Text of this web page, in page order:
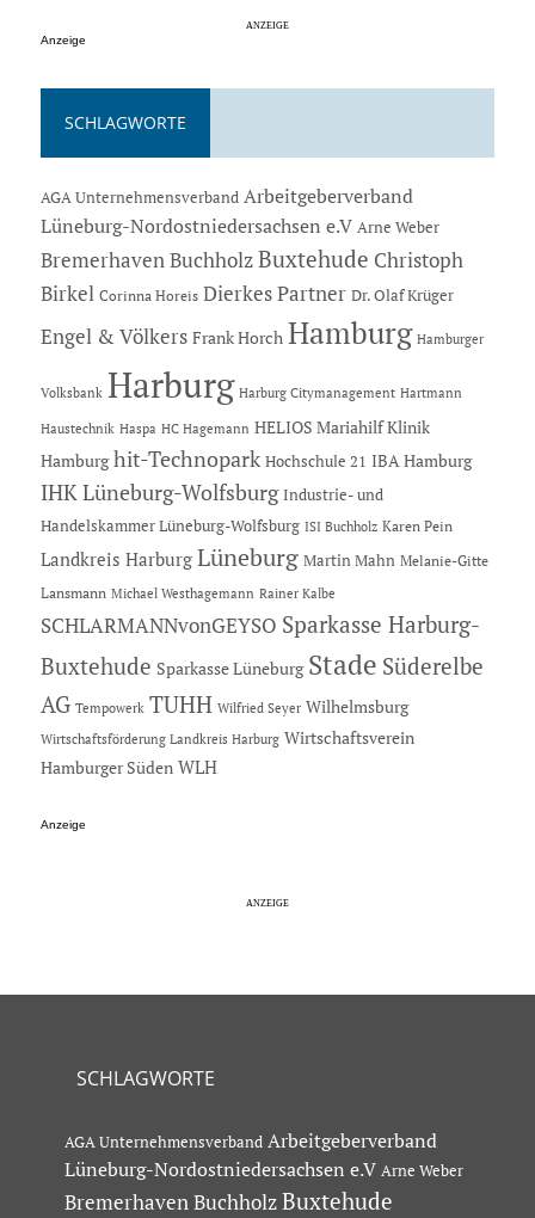
Anzeige
SCHLAGWORTE
AGA Unternehmensverband Arbeitgeberverband
Lüneburg-Nordostniedersachsen e.V Arne Weber
Bremerhaven Buchholz Buxtehude Christoph
Birkel Corinna Horeis Dierkes Partner Dr. Olaf Krüger
Engel & Völkers Frank Horch Hamburg Hamburger
Volksbank Harburg Harburg Citymanagement Hartmann
Haustechnik Haspa HC Hagemann HELIOS Mariahilf Klinik
Hamburg hit-Technopark Hochschule 21 IBA Hamburg
IHK Lüneburg-Wolfsburg Industrie- und
Handelskammer Lüneburg-Wolfsburg ISI Buchholz Karen Pein
Landkreis Harburg Lüneburg Martin Mahn Melanie-Gitte
Lansmann Michael Westhagemann Rainer Kalbe
SCHLARMANNvonGEYSO Sparkasse Harburg-
Buxtehude Sparkasse Lüneburg Stade Süderelbe
AG Tempowerk TUHH Wilfried Seyer Wilhelmsburg
Wirtschaftsförderung Landkreis Harburg Wirtschaftsverein
Hamburger Süden WLH
Anzeige
SCHLAGWORTE
AGA Unternehmensverband Arbeitgeberverband
Lüneburg-Nordostniedersachsen e.V Arne Weber
Bremerhaven Buchholz Buxtehude